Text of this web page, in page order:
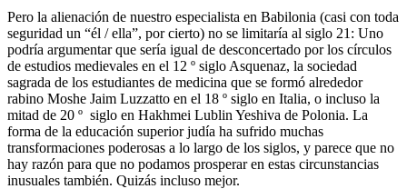
Pero la alienación de nuestro especialista en Babilonia (casi con toda
seguridad un “él / ella”, por cierto) no se limitaría al siglo 21: Uno
podría argumentar que sería igual de desconcertado por los círculos
de estudios medievales en el 12 º siglo Asquenaz, la sociedad
sagrada de los estudiantes de medicina que se formó alrededor
rabino Moshe Jaim Luzzatto en el 18 º siglo en Italia, o incluso la
mitad de 20 º siglo en Hakhmei Lublin Yeshiva de Polonia. La
forma de la educación superior judía ha sufrido muchas
transformaciones poderosas a lo largo de los siglos, y parece que no
hay razón para que no podamos prosperar en estas circunstancias
inusuales también. Quizás incluso mejor.